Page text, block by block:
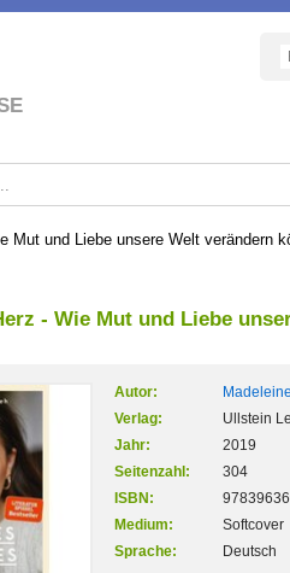
Mut und Liebe unsere Welt verändern
- Wie Mut und Liebe
Autor:
Verlag:
Ullstein
Jahr:
2019
Seitenzahl:
304
ISBN:
Medium:
Softcover
Sprache:
Deutsch